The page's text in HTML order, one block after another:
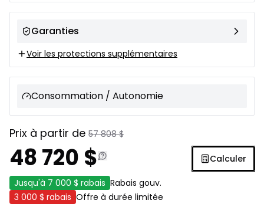
Garanties
Voir les protections supplémentaires
Consommation / Autonomie
Prix à partir de 57 808$
48 720 $ Calculer
Jusqu'à 7 000 $ rabais Rabais gouv.
3 000 $ rabais Offre à durée limitée